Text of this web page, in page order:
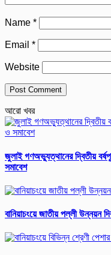
Name *
Email *
Website
আরো খবর
জুলাই গণঅভ্যুত্থানের দ্বিতীয়
সমাবেশ
বানিয়াচংয়ে জাতীয় পল্লী উন্নয়ন